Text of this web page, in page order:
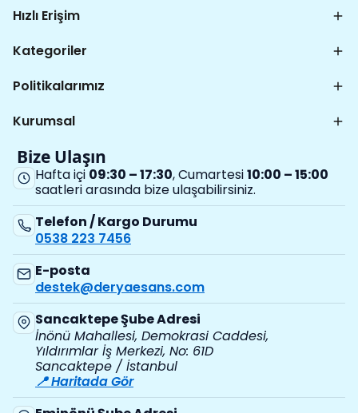
Hızlı Erişim
Kategoriler
Politikalarımız
Kurumsal
Bize Ulaşın
Hafta içi 09:30 – 17:30, Cumartesi10:00 – 15:00
saatleri arasında bize ulaşabilirsiniz.
Telefon / Kargo Durumu
0538 223 7456
E-posta
destek@deryaesans.com
Sancaktepe Şube Adresi
İnönü Mahallesi, Demokrasi Caddesi,
Yıldırımlar İş Merkezi, No: 61D
Sancaktepe / İstanbul
📍 Haritada Gör